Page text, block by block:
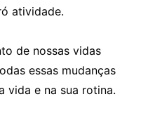
atividade.
de nossas vidas
essas mudanças
vida e na sua rotina.